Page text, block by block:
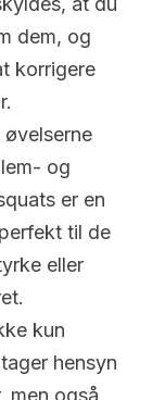
dem, og
korrigere
øvelserne
og
er en
til de
eller
kun
hensyn
men også